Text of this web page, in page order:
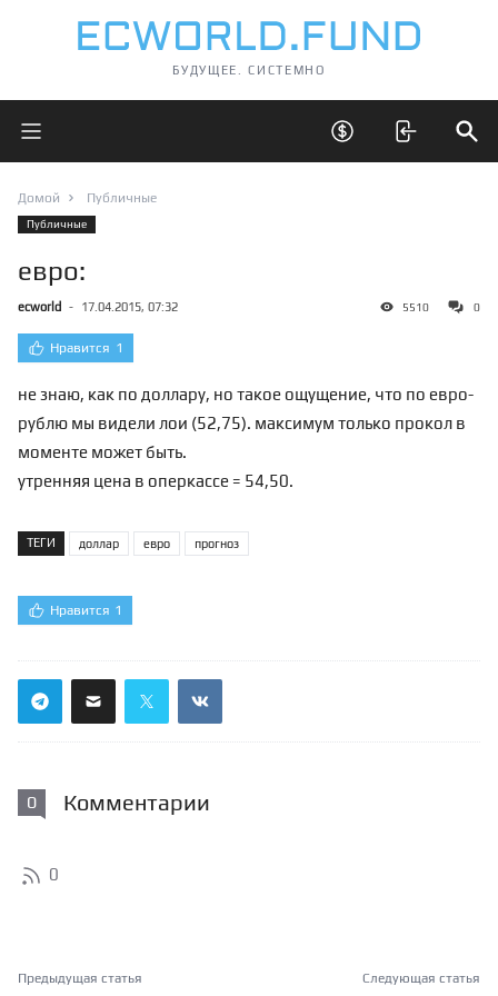
БУДУЩЕЕ. СИСТЕМНО
Открыть главное меню Открыть скрытые
Домой Публичные
Публичные
евро:
ecworld - 17.04.2015, 07:32 5510 0
Нравится 1
не знаю, как по доллару, но такое ощущение, что по евро-
рублю мы видели лои (52,75). максимум только прокол в
моменте может быть.
утренняя цена в оперкассе = 54,50.
ТЕГИ доллар евро прогноз
Нравится 1
0 Комментарии
0
Предыдущая статья Следующая статья